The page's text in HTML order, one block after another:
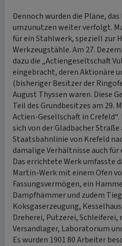
Dennoch wurden die Pläne,
umzunutzen weiter verfolgt.
für ein Stahlwerk, speziell zur
Werkzeugstähle. Am 27.
dazu die „Actiengeseltschaft
eingebracht, deren Aktionäre
(bisheriger Besitzer der
August Thyssen waren. Diese
Teil des Grundbesitzes am 29.
Actien-Gesellschaft in
sich von der Gladbacher
Staatsbahnlinie von Krefeld
damalige Verhältnisse auch
Das errichtete Werk umfasste
Martin-Werk mit einem Ofen
Fassungsvermögen, ein
Dampfhämmer und zudem
Koksgaserzeugung,
Dreherei, Putzerei,
Versandlager, Laboratorium
Es wurden 1901 80 Arbeiter